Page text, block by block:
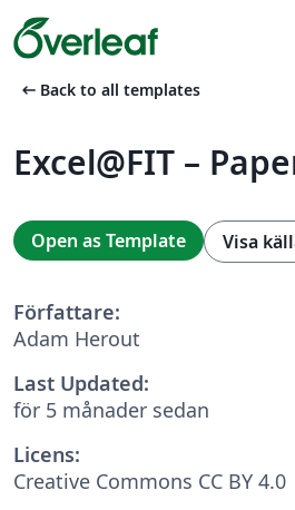
arrow_left_alt Back to all templates
Excel@FIT –
Open as Template Visa
Författare:
Adam Herout
Last Updated:
för 5 månader sedan
Licens:
Creative Commons CC BY 4.0